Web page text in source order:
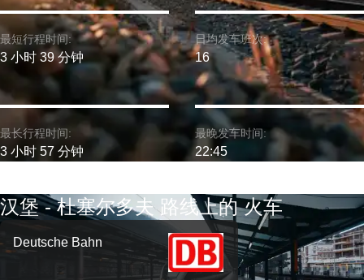
最短行程时间:
3 小时 39 分钟
最长行程时间:
3 小时 57 分钟
日均发车班次:
16
最晚发车时间:
22:45
汉堡 - 杜塞尔多夫 路线上的 火车
Deutsche Bahn